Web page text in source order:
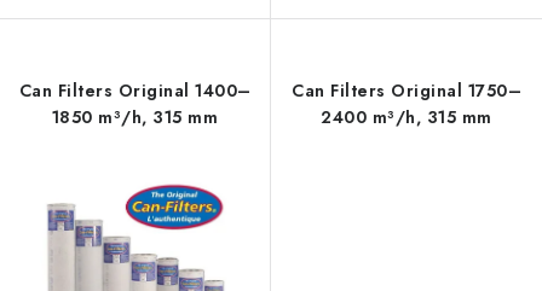
Can Filters Original 1400–
1850 m³/h, 315 mm
Can Filters Original 1750–
2400 m³/h, 315 mm